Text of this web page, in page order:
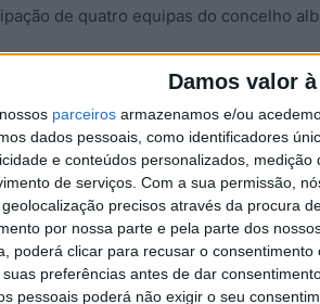
Damos valor
parceiros armazenamos e/ou
dados pessoais, como identificadores
e conteúdos personalizados,
de serviços. Com a sua permissão,
precisos através da procura
por nossa parte e pela parte dos
poderá clicar para recusar o
preferências antes de dar
pessoais poderá não exigir o seu
de quatro equipas do concelho
Candeias, presidente da
infraestruturas desportivas
e realçou os diversos protocolos
da Associação de Futebol de Castelo
da Câmara de Castelo
dos relvados sintéticos e da iluminação
primordial criar as condições para a